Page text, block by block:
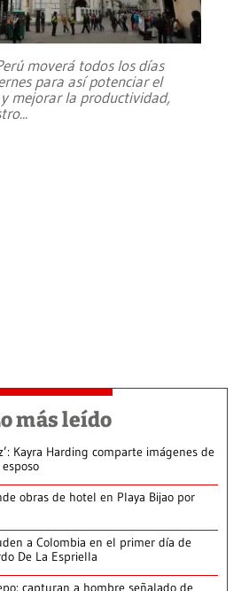
moverá todos los días
para así potenciar el
mejorar la productividad,
...
más leído
Kayra Harding comparte imágenes de
obras de hotel en Playa Bijao por
a Colombia en el primer día de
De La Espriella
capturan a hombre señalado de